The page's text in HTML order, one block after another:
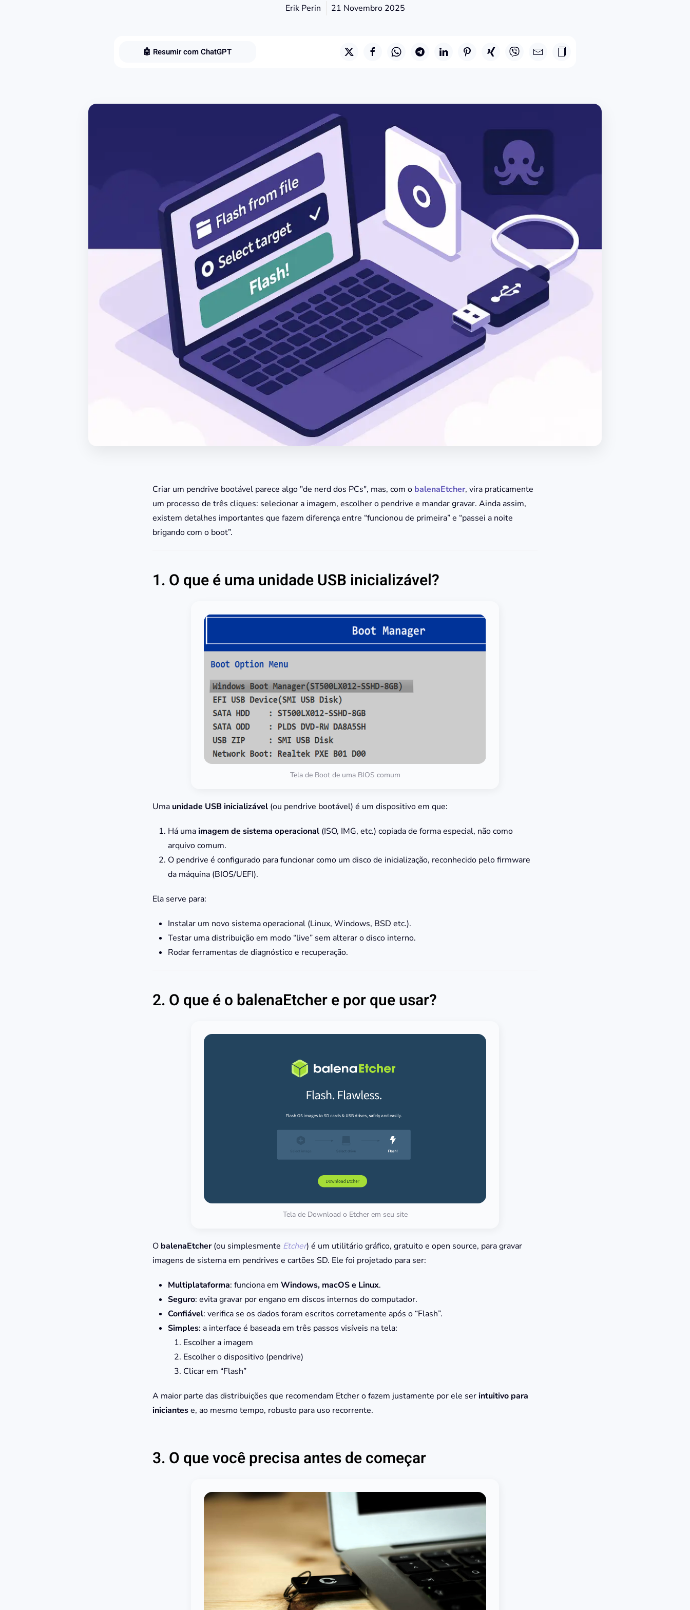
Erik Perin 21 Novembro 2025
🤖 Resumir com ChatGPT
Criar um pendrive bootável parece algo "de nerd dos PCs", mas, com o balenaEtcher, vira praticamente
um processo de três cliques: selecionar a imagem, escolher o pendrive e mandar gravar. Ainda assim,
existem detalhes importantes que fazem diferença entre “funcionou de primeira” e “passei a noite
brigando com o boot”.
1. O que é uma unidade USB inicializável?
Tela de Boot de uma BIOS comum
Uma unidade USB inicializável (ou pendrive bootável) é um dispositivo em que:
Há umaimagem de sistema operacional (ISO, IMG, etc.) copiada de forma especial, não como
arquivo comum.
O pendrive é configurado para funcionar como um disco de inicialização, reconhecido pelo firmware
da máquina (BIOS/UEFI).
Ela serve para:
Instalar um novo sistema operacional (Linux, Windows, BSD etc.).
Testar uma distribuição em modo “live” sem alterar o disco interno.
Rodar ferramentas de diagnóstico e recuperação.
2. O que é o balenaEtcher e por que usar?
Tela de Download o Etcher em seu site
O balenaEtcher(ou simplesmente Etcher) é um utilitário gráfico, gratuito e open source, para gravar
imagens de sistema em pendrives e cartões SD. Ele foi projetado para ser:
Multiplataforma: funciona em Windows, macOS e Linux.
Seguro: evita gravar por engano em discos internos do computador.
Confiável: verifica se os dados foram escritos corretamente após o “Flash”.
Simples: a interface é baseada em três passos visíveis na tela:
Escolher a imagem
Escolher o dispositivo (pendrive)
Clicar em “Flash”
A maior parte das distribuições que recomendam Etcher o fazem justamente por ele serintuitivo para
iniciantese, ao mesmo tempo, robusto para uso recorrente.
3. O que você precisa antes de começar